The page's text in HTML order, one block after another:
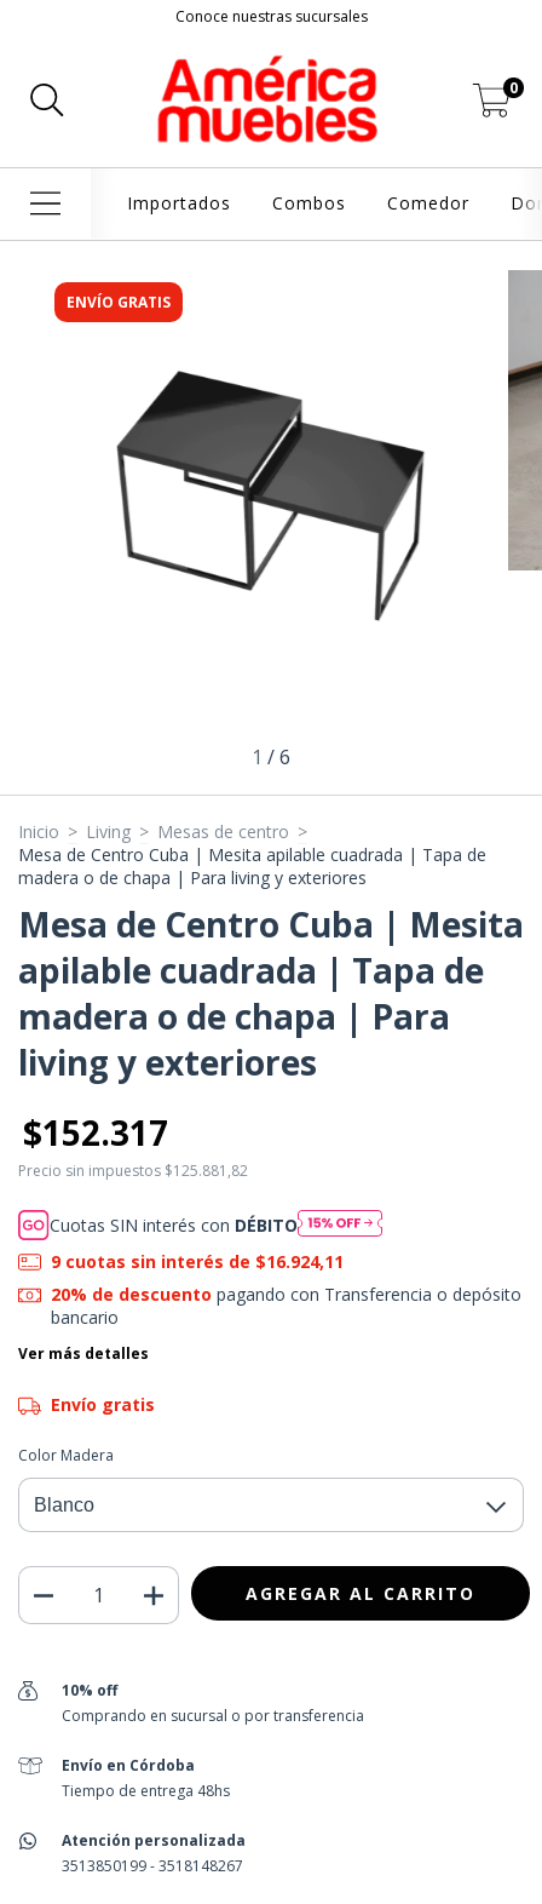
Conoce nuestras sucursales
0
Importados Combos Comedor
ENVÍO GRATIS
1 /6
Inicio > Living > Mesas de centro >
Mesa de Centro Cuba | Mesita apilable cuadrada | Tapa de
madera o de chapa | Para living y exteriores
Mesa de Centro Cuba | Mesita
apilable cuadrada | Tapa de
madera o de chapa | Para
living y exteriores
$152.317
Precio sin impuestos $125.881,82
Cuotas SIN interés con DÉBITO
9 cuotas sin interés de $16.924,11
20% de descuento pagando con Transferencia o depósito
bancario
Ver más detalles
Envío gratis
Color Madera
10% off
Comprando en sucursal o por transferencia
Envío en Córdoba
Tiempo de entrega 48hs
Atención personalizada
3513850199 - 3518148267